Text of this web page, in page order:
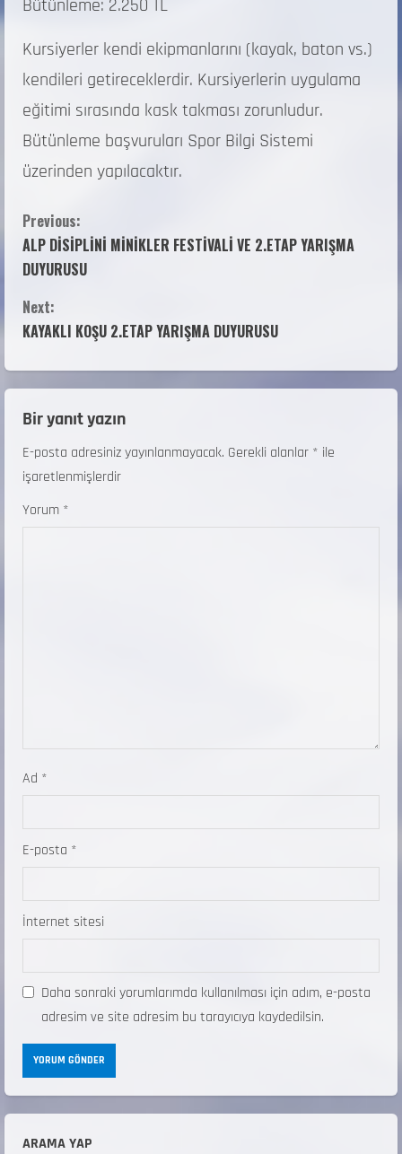
Bütünleme: 2.250 TL
Kursiyerler kendi ekipmanlarını (kayak, baton vs.)
kendileri getireceklerdir. Kursiyerlerin uygulama
eğitimi sırasında kask takması zorunludur.
Bütünleme başvuruları Spor Bilgi Sistemi
üzerinden yapılacaktır.
Previous:
ALP DİSİPLİNİ MİNİKLER FESTİVALİ VE 2.ETAP YARIŞMA
DUYURUSU
Next:
KAYAKLI KOŞU 2.ETAP YARIŞMA DUYURUSU
Bir yanıt yazın
E-posta adresiniz yayınlanmayacak. Gerekli alanlar * ile
işaretlenmişlerdir
Yorum *
Ad *
E-posta *
İnternet sitesi
Daha sonraki yorumlarımda kullanılması için adım, e-posta
adresim ve site adresim bu tarayıcıya kaydedilsin.
ARAMA YAP
2
ANALİG TEKERLEKLİ KAYAK TÜRKİYE
ŞAMPİYONASI